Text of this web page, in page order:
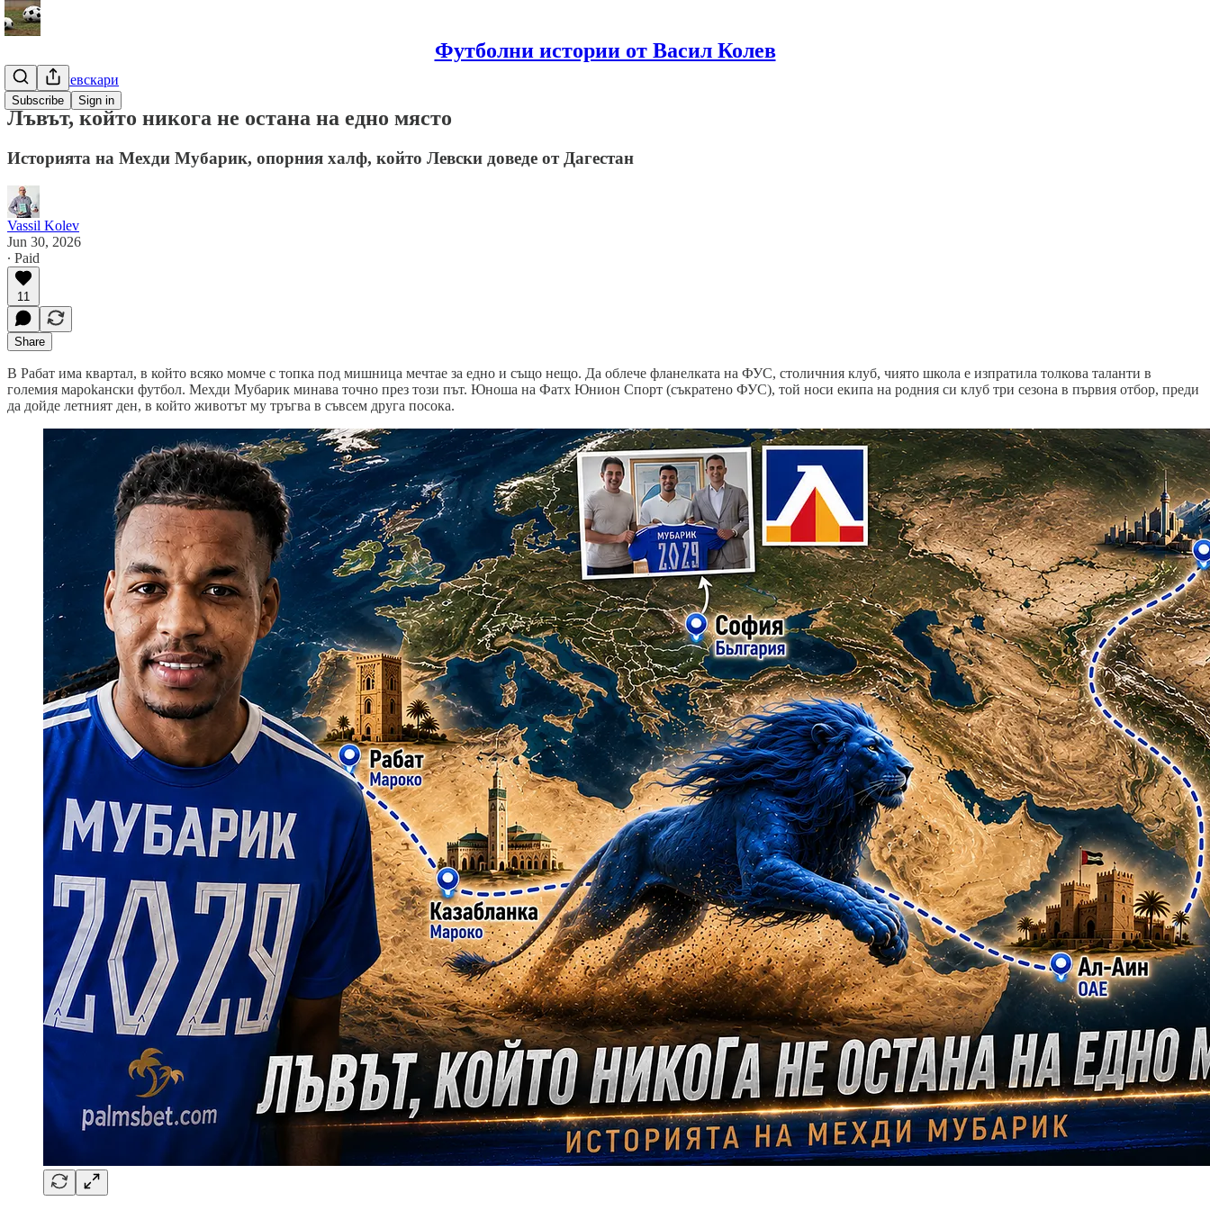
Футболни истории от Васил Колев
Subscribe Sign in
Гурме за левскари
Лъвът, който никога не остана на едно място
Историята на Мехди Мубарик, опорния халф, който Левски доведе от Дагестан
Vassil Kolev
Jun 30, 2026
∙ Paid
11
Share
В Рабат има квартал, в който всяко момче с топка под мишница мечтае за едно и също нещо. Да облече фланелката на ФУС, столичния клуб, чиято школа е изпратила толкова таланти в
големия мароkaнски футбол. Мехди Мубарик минава точно през този път. Юноша на Фатх Юнион Спорт (съкратено ФУС), той носи екипа на родния си клуб три сезона в първия отбор, преди
да дойде летният ден, в който животът му тръгва в съвсем друга посока.